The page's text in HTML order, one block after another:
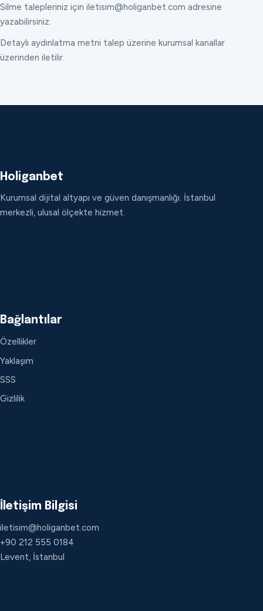
Silme talepleriniz için iletisim@holiganbet.com adresine
yazabilirsiniz.
Detaylı aydınlatma metni talep üzerine kurumsal kanallar
üzerinden iletilir.
Holiganbet
Kurumsal dijital altyapı ve güven danışmanlığı. İstanbul
merkezli, ulusal ölçekte hizmet.
Bağlantılar
Özellikler
Yaklaşım
SSS
Gizlilik
İletişim Bilgisi
iletisim@holiganbet.com
+90 212 555 0184
Levent, İstanbul